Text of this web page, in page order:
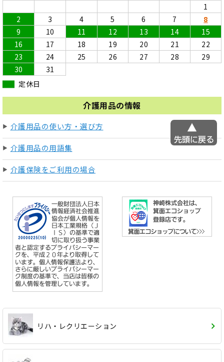
1
2
3 4 5 6 7
8
9
10 11 12 13 14
15
16
17 18 19 20 21
22
23
24 25 26 27 28
29
30
31
定休日
介護用品の情報
介護用品の使い方・選び方
介護用品の用語集
介護保険をご利用の場合
リハ・レクリエーション